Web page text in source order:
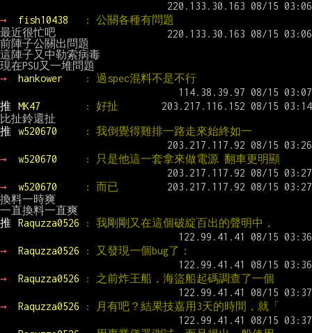
→ fish10438
: 公關各種有問題
最近很忙吧
前陣子公關出問題
這陣子又中勒索病毒
→
hankower : 過spec混料不是不行
推 MK47
: 好扯
推
w520670 : 我倒覺得雞排一路走來始終如一
→ w520670 : 只是他這一套拿來做電源 翻車更明顯
→ w520670
: 而已
換料一時爽
推
Raquzza0526 : 我剛剛又在這個破綻百出的聲明中，
→ Raquzza0526 : 又發現一個bug了：
→ Raquzza0526 : 之前炸王船，海盜船起碼調查了一個
→ Raquzza0526 : 月有吧？結果技嘉用3天的時間，就「